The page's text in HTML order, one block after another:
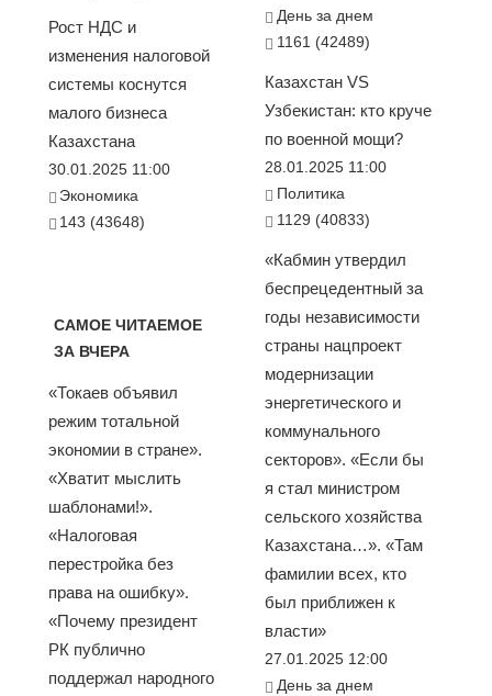
Рост НДС и
изменения налоговой
системы коснутся
малого бизнеса
Казахстана
30.01.2025 11:00
Экономика
143 (43648)
САМОЕ ЧИТАЕМОЕ
ЗА ВЧЕРА
«Токаев объявил
режим тотальной
экономии в стране».
«Хватит мыслить
шаблонами!».
«Налоговая
перестройка без
права на ошибку».
«Почему президент
РК публично
поддержал народного
День за днем
1161 (42489)
Казахстан VS
Узбекистан: кто круче
по военной мощи?
28.01.2025 11:00
Политика
1129 (40833)
«Кабмин утвердил
беспрецедентный за
годы независимости
страны нацпроект
модернизации
энергетического и
коммунального
секторов». «Если бы
я стал министром
сельского хозяйства
Казахстана…». «Там
фамилии всех, кто
был приближен к
власти»
27.01.2025 12:00
День за днем